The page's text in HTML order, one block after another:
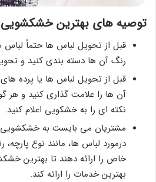
توصیه های بهترین خشکشویی
قبل از تحویل لباس ها حتماً لباس
رنگ آن ها دسته بندی کنید و
قبل از تحویل لباس ها یا پرده
آن ها را علامت گذاری کنید و هر
نکته ای را به خشکویی اعلام کنید.
مشتریان می بایست به
درمورد لباس ها، مانند نوع
خاص را ارائه دهند تا بهترین
بهترین خدمات را ارائه کند.